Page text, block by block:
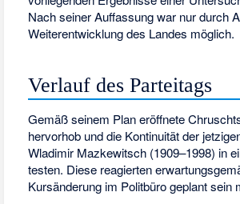
Nach seiner Auffassung war nur durch
Weiterentwicklung des Landes möglich.
Verlauf des Parteitags
Gemäß seinem Plan eröffnete
hervorhob und die Kontinuität der
Wladimir Mazkewitsch (1909–1998) in
testen. Diese reagierten
Kursänderung im Politbüro geplant sein